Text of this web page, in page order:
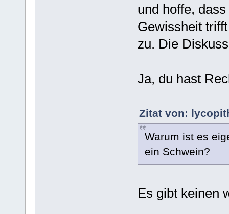
und hoffe,
Gewissheit
zu. Die
Ja, du hast
Zitat von:
Warum ist es
ein Schwein?
Es gibt keinen